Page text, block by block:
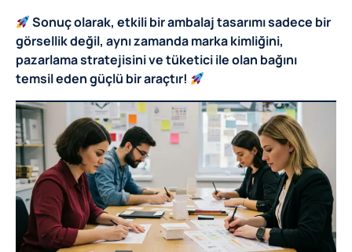
Sonuç olarak, etkili bir ambalaj tasarımı sadece bir
görsellik değil, aynı zamanda marka kimliğini,
pazarlama stratejisini ve tüketici ile olan bağını
temsil eden güçlü bir araçtır!